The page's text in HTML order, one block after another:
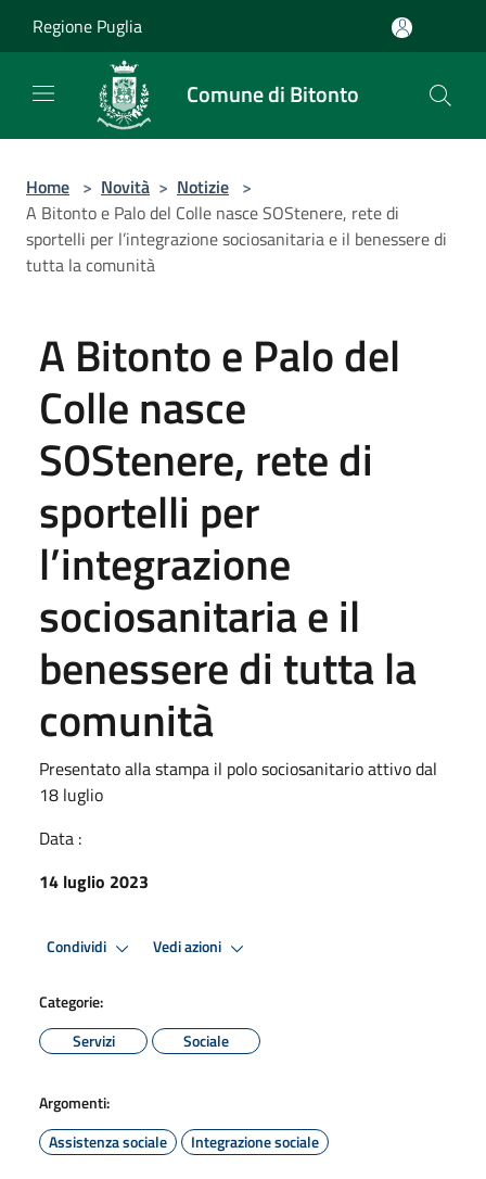
Regione Puglia
Comune di Bitonto
Home > Novità > Notizie >
A Bitonto e Palo del Colle nasce SOStenere, rete di
sportelli per l’integrazione sociosanitaria e il benessere di
tutta la comunità
A Bitonto e Palo del
Colle nasce
SOStenere, rete di
sportelli per
l’integrazione
sociosanitaria e il
benessere di tutta la
comunità
Presentato alla stampa il polo sociosanitario attivo dal
18 luglio
Data :
14 luglio 2023
Condividi Vedi azioni
Categorie:
Servizi
Sociale
Argomenti:
Assistenza sociale
Integrazione sociale